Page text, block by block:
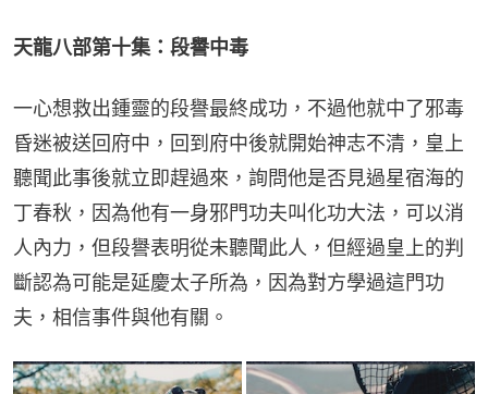
天龍八部第十集：段譽中毒
一心想救出鍾靈的段譽最終成功，不過他就中了邪毒
昏迷被送回府中，回到府中後就開始神志不清，皇上
聽聞此事後就立即趕過來，詢問他是否見過星宿海的
丁春秋，因為他有一身邪門功夫叫化功大法，可以消
人內力，但段譽表明從未聽聞此人，但經過皇上的判
斷認為可能是延慶太子所為，因為對方學過這門功
夫，相信事件與他有關。